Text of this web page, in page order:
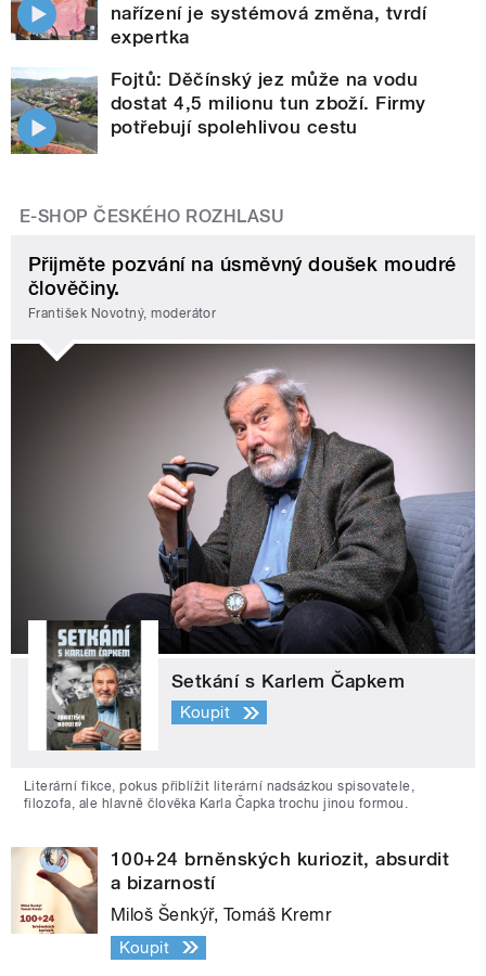
nařízení je systémová změna, tvrdí
expertka
Fojtů: Děčínský jez může na vodu
dostat 4,5 milionu tun zboží. Firmy
potřebují spolehlivou cestu
E-SHOP ČESKÉHO ROZHLASU
Přijměte pozvání na úsměvný doušek moudré
člověčiny.
František Novotný, moderátor
Setkání s Karlem Čapkem
Koupit
Literární fikce, pokus přiblížit literární nadsázkou spisovatele,
filozofa, ale hlavně člověka Karla Čapka trochu jinou formou.
100+24 brněnských kuriozit, absurdit
a bizarností
Miloš Šenkýř, Tomáš Kremr
Koupit